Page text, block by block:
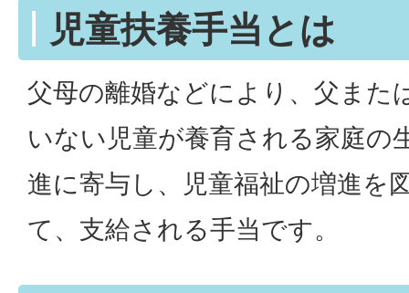
児童扶養手当とは
父母の離婚などにより、父また
いない児童が養育される家庭の
進に寄与し、児童福祉の増進を
て、支給される手当です。